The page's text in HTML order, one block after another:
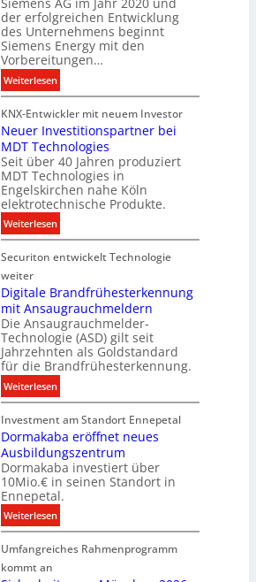
e
u
c
h
t
u
s
t
e
c
h
n
i
k
a
l
e
P
r
o
d
u
k
t
d
a
t
e
Siemens AG im Jahr 2020 und
der erfolgreichen Entwicklung
des Unternehmens beginnt
Siemens Energy mit den
Vorbereitungen…
Weiterlesen:
S
i
e
m
e
n
s
E
n
r
y
w
i
r
d
u
r
e
i
g
e
n
e
n
M
KNX-Entwickler mit neuem Investor
Neuer Investitionspartner bei
MDT Technologies
Seit über 40 Jahren produziert
MDT Technologies in
Engelskirchen nahe Köln
elektrotechnische Produkte.
Weiterlesen:
N
e
e
r
I
n
v
e
s
t
i
t
i
o
n
s
p
a
Securiton entwickelt Technologie
weiter
Digitale Brandfrühesterkennung
mit Ansaugrauchmeldern
Die Ansaugrauchmelder-
Technologie (ASD) gilt seit
Jahrzehnten als Goldstandard
für die Brandfrühesterkennung.
Weiterlesen:
D
i
g
i
t
a
l
e
B
r
Investment am Standort Ennepetal
Dormakaba eröffnet neues
Ausbildungszentrum
Dormakaba investiert über
10Mio.€ in seinen Standort in
Ennepetal.
Weiterlesen:
D
o
Umfangreiches Rahmenprogramm
kommt an